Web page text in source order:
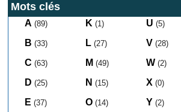
Mots clés
A (89)
B (33)
C (63)
D (25)
E (37)
K (1)
L (27)
M (49)
N (15)
O (14)
U (5)
V (28)
W (2)
X (0)
Y (2)